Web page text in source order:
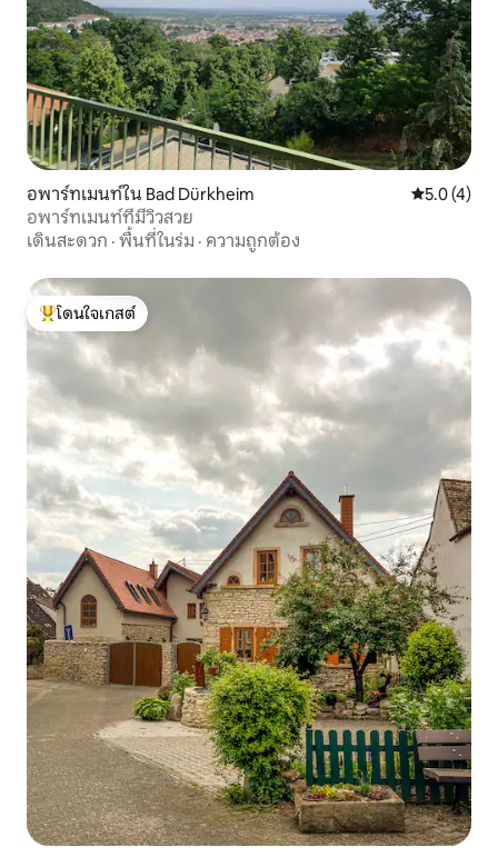
อพาร์ทเมนท์ใน Bad Dürkheim คะแนนเฉลี่
5.0 (4)
อพาร์ทเมนท์ที่มีวิวสวย
เดินสะดวก · พื้นที่ในร่ม · ความถูกต้อง
โดนใจเกสต์ที่สุด
โดนใจเกสต์